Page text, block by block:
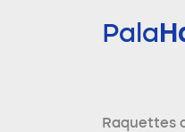
Pala
Raquettes